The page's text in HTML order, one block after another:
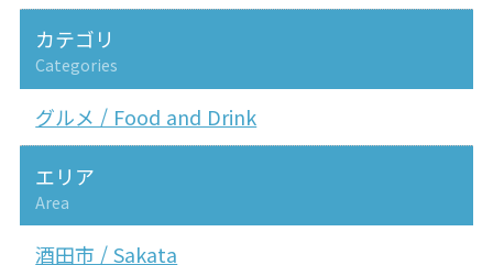
カテゴリ
Categories
グルメ / Food and Drink
エリア
Area
酒田市 / Sakata